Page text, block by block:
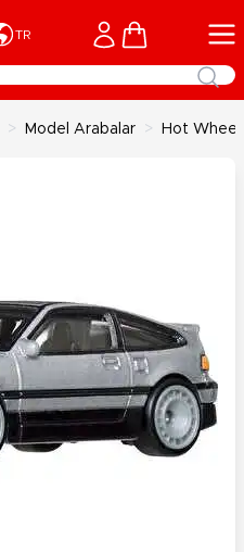
TR Cart
> Model Arabalar > Hot